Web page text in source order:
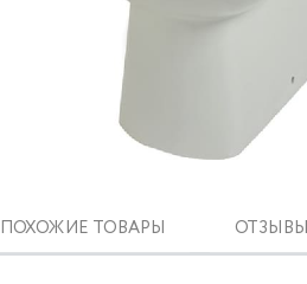
ПОХОЖИЕ ТОВАРЫ